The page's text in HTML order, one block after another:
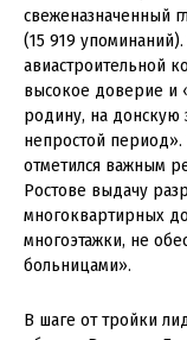
свеженазначенный
(15 919
авиастроительной
высокое доверие и
родину, на донскую
непростой
отметился важным
Ростове выдачу
многоквартирных
многоэтажки, не
больницами».
В шаге от тройки